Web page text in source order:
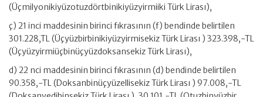
(Üçmilyonikiyüzotuzdörtbinikiyüzyirmiiki Türk Lirası),
ç) 21 inci maddesinin birinci fıkrasının (f) bendinde belirtilen
301.228,TL (Üçyüzbirbinikiyüzyirmisekiz Türk Lirası ) 323.398,-TL
(Üçyüzyirmiüçbinüçyüzdoksansekiz Türk Lirası),
d) 22 nci maddesinin birinci fıkrasının (d) bendinde belirtilen
90.358,-TL (Doksanbinüçyüzellisekiz Türk Lirası ) 97.008,-TL